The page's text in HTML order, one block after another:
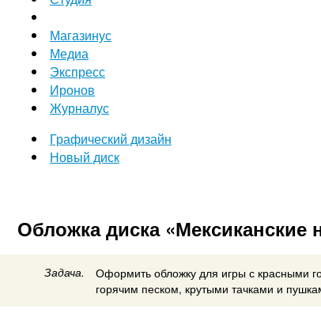
Магазинус
Медиа
Экспресс
Иронов
Журналус
Графический дизайн
Новый диск
Обложка диска «Мексиканские
Задача.
Оформить обложку для игры с красными
горячим песком, крутыми тачками и